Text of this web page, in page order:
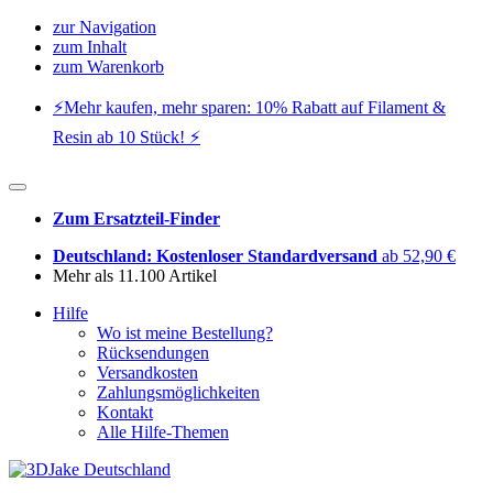
zur Navigation
zum Inhalt
zum Warenkorb
⚡️Mehr kaufen, mehr sparen: 10% Rabatt auf Filament &
Resin ab 10 Stück! ⚡️
Zum Ersatzteil-Finder
Deutschland: Kostenloser Standardversand ab 52,90 €
Mehr als 11.100 Artikel
Hilfe
Wo ist meine Bestellung?
Rücksendungen
Versandkosten
Zahlungsmöglichkeiten
Kontakt
Alle Hilfe-Themen